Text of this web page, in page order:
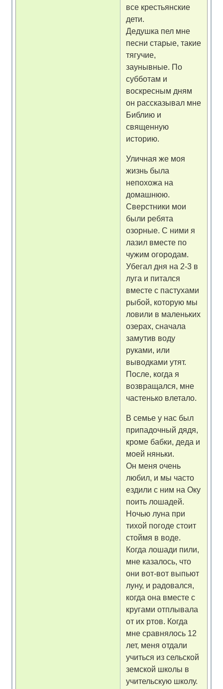
все крестьянские
дети.
Дедушка пел мне
песни старые, такие
тягучие,
заунывные. По
субботам и
воскресным дням
он рассказывал мне
Библию и
священную
историю.
Уличная же моя
жизнь была
непохожа на
домашнюю.
Сверстники мои
были ребята
озорные. С ними я
лазил вместе по
чужим огородам.
Убегал дня на 2-3 в
луга и питался
вместе с пастухами
рыбой, которую мы
ловили в маленьких
озерах, сначала
замутив воду
руками, или
выводками утят.
После, когда я
возвращался, мне
частенько влетало.
В семье у нас был
припадочный дядя,
кроме бабки, деда и
моей няньки.
Он меня очень
любил, и мы часто
ездили с ним на Оку
поить лошадей.
Ночью луна при
тихой погоде стоит
стоймя в воде.
Когда лошади пили,
мне казалось, что
они вот-вот выпьют
луну, и радовался,
когда она вместе с
кругами отплывала
от их ртов. Когда
мне сравнялось 12
лет, меня отдали
учиться из сельской
земской школы в
учительскую школу.